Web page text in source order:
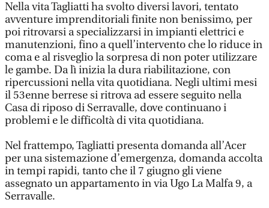
Nella vita Tagliatti ha svolto diversi lavori, tentato
avventure imprenditoriali finite non benissimo, per
poi ritrovarsi a specializzarsi in impianti elettrici e
manutenzioni, fino a quell’intervento che lo riduce in
coma e al risveglio la sorpresa di non poter utilizzare
le gambe. Da lì inizia la dura riabilitazione, con
ripercussioni nella vita quotidiana. Negli ultimi mesi
il 53enne berrese si ritrova ad essere seguito nella
Casa di riposo di Serravalle, dove continuano i
problemi e le difficoltà di vita quotidiana.
Nel frattempo, Tagliatti presenta domanda all’Acer
per una sistemazione d’emergenza, domanda accolta
in tempi rapidi, tanto che il 7 giugno gli viene
assegnato un appartamento in via Ugo La Malfa 9, a
Serravalle.